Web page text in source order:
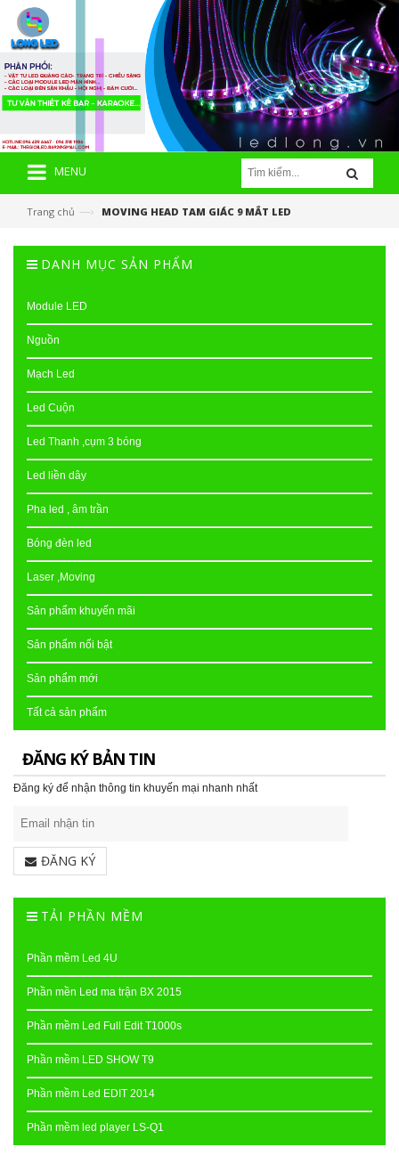
MENU
Trang chủ —› MOVING HEAD TAM GIÁC 9 MẮT LED
DANH MỤC SẢN PHẨM
Module LED
Nguồn
Mạch Led
Led Cuộn
Led Thanh ,cụm 3 bóng
Led liền dây
Pha led , âm trần
Bóng đèn led
Laser ,Moving
Sản phẩm khuyến mãi
Sản phẩm nổi bật
Sản phẩm mới
Tất cả sản phẩm
ĐĂNG KÝ BẢN TIN
Đăng ký để nhận thông tin khuyến mại nhanh nhất
ĐĂNG KÝ
TẢI PHẦN MỀM
Phần mềm Led 4U
Phần mền Led ma trận BX 2015
Phần mềm Led Full Edit T1000s
Phần mềm LED SHOW T9
Phần mềm Led EDIT 2014
Phần mềm led player LS-Q1